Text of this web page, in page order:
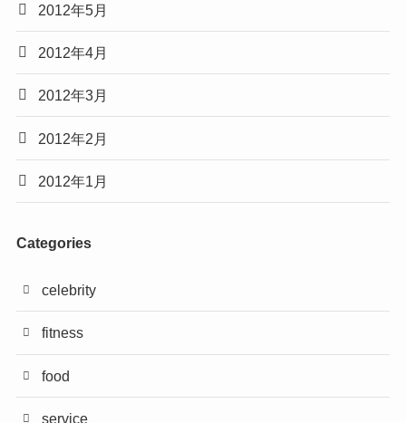
2012年5月
2012年4月
2012年3月
2012年2月
2012年1月
Categories
celebrity
fitness
food
service